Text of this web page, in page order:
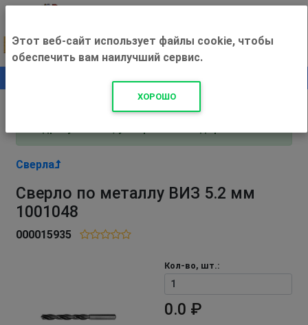
+500 ₽
Внимание! С 3 августа магазин работает по
Сверла
Сверло по металлу ВИЗ 5.2 мм
1001048
000015935
Кол-во, шт.:
0.0 ₽
Этот веб-сайт использует файлы cookie, чтобы
обеспечить вам наилучший сервис.
ХОРОШО